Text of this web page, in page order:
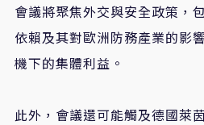
會議將聚焦外交與安全政策，
依賴及其對歐洲防務產業的影
機下的集體利益。
此外，會議還可能觸及德國萊